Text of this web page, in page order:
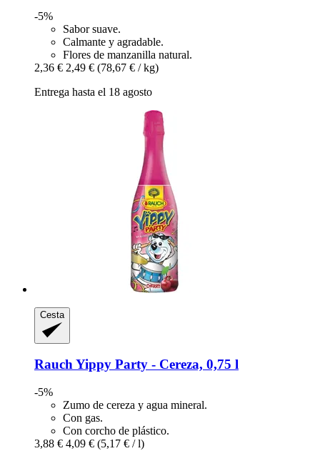
-5%
Sabor suave.
Calmante y agradable.
Flores de manzanilla natural.
2,36 € 2,49 € (78,67 € / kg)
Entrega hasta el 18 agosto
Cesta
RauchYippy Party -​ Cereza, 0,75 l
-5%
Zumo de cereza y agua mineral.
Con gas.
Con corcho de plástico.
3,88 € 4,09 € (5,17 € / l)